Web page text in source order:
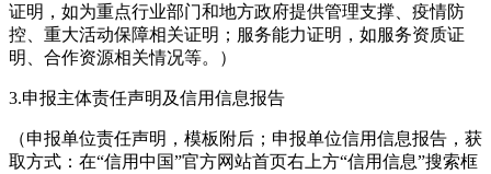
证明，如为重点行业部门和地方政府提供管理支撑、疫情防
控、重大活动保障相关证明；服务能力证明，如服务资质证
明、合作资源相关情况等。）
3.申报主体责任声明及信用信息报告
（申报单位责任声明，模板附后；申报单位信用信息报告，获
取方式：在“信用中国”官方网站首页右上方“信用信息”搜索框